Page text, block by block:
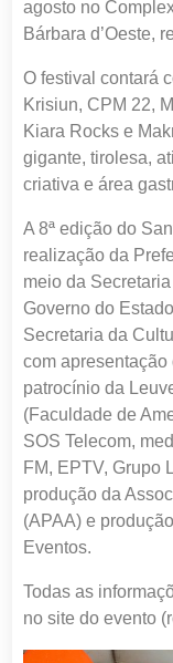
agosto no
Bárbara d’Oeste,
O festival contará
Krisiun, CPM 22,
Kiara Rocks e
gigante, tirolesa,
criativa e área
A 8ª edição do
realização da
meio da
Governo do
Secretaria da
com
patrocínio da
(Faculdade de
SOS Telecom,
FM, EPTV, Grupo
produção da
(APAA) e
Eventos.
Todas as
no site do evento